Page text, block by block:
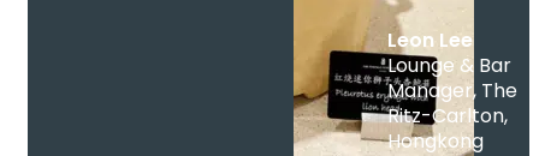
Leon Lee
Lounge & Bar
Manager, The
Ritz-Carlton,
Hongkong